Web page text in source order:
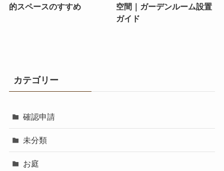
的スペースのすすめ
空間｜ガーデンルーム設置
ガイド
カテゴリー
確認申請
未分類
お庭